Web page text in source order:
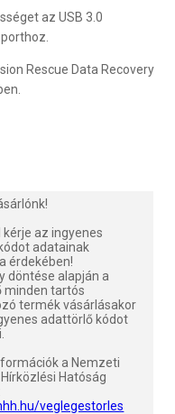
az USB 3.0
Rescue Data Recovery
kérje az ingyenes
adatainak
érdekében!
döntése alapján a
minden tartós
termék vásárlásakor
adattörlő kódot
a Nemzeti
Hatóság
veglegestorles